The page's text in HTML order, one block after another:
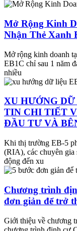
Mở Rộng Kinh
Nhận Thẻ Xanh
Mở rộng kinh doanh
EB1C chỉ sau 1 năm
nhiều
XU HƯỚNG
TIN CHI TIẾT
ĐẦU TƯ VÀ
Khi thị trường EB-5
(RIA), các chuyên gia
động đến xu
Chương trình
đơn giản để trở
Giới thiệu về chương